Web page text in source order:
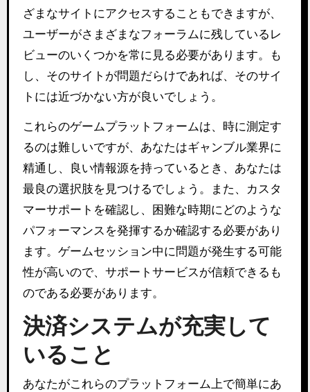
ざまなサイトにアクセスすることもできますが、
ユーザーがさまざまなフォーラムに残しているレ
ビューのいくつかを常に見る必要があります。も
し、そのサイトが問題だらけであれば、そのサイ
トには近づかない方が良いでしょう。
これらのゲームプラットフォームは、時に測定す
るのは難しいですが、あなたはギャンブル業界に
精通し、良い情報源を持っているとき、あなたは
最良の選択肢を見つけるでしょう。また、カスタ
マーサポートを確認し、困難な時期にどのような
パフォーマンスを発揮するか確認する必要があり
ます。ゲームセッション中に問題が発生する可能
性が高いので、サポートサービスが信頼できるも
のである必要があります。
決済システムが充実して
いること
あなたがこれらのプラットフォーム上で簡単にあ